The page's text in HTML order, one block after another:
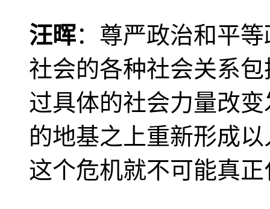
汪晖：尊严政治和平
社会的各种社会关系
过具体的社会力量改
的地基之上重新形成
这个危机就不可能真